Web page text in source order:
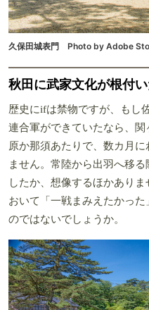
久保田城表門 Photo by Adobe
秋田に武家文化が根付
歴史にifは禁物ですが、もし
連合軍ができていたなら、
原か那須あたりで、数カ月
ません。常陸から出羽へ移
したか、想像するほかあり
おいて「一戦まみえたかっ
のではないでしょうか。